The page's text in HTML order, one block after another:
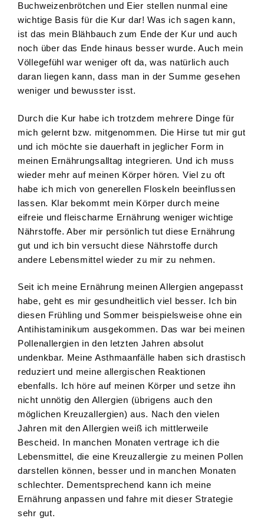
Buchweizenbrötchen und Eier stellen nunmal eine
wichtige Basis für die Kur dar! Was ich sagen kann,
ist das mein Blähbauch zum Ende der Kur und auch
noch über das Ende hinaus besser wurde. Auch mein
Völlegefühl war weniger oft da, was natürlich auch
daran liegen kann, dass man in der Summe gesehen
weniger und bewusster isst.
Durch die Kur habe ich trotzdem mehrere Dinge für
mich gelernt bzw. mitgenommen. Die Hirse tut mir gut
und ich möchte sie dauerhaft in jeglicher Form in
meinen Ernährungsalltag integrieren. Und ich muss
wieder mehr auf meinen Körper hören. Viel zu oft
habe ich mich von generellen Floskeln beeinflussen
lassen. Klar bekommt mein Körper durch meine
eifreie und fleischarme Ernährung weniger wichtige
Nährstoffe. Aber mir persönlich tut diese Ernährung
gut und ich bin versucht diese Nährstoffe durch
andere Lebensmittel wieder zu mir zu nehmen.
Seit ich meine Ernährung meinen Allergien angepasst
habe, geht es mir gesundheitlich viel besser. Ich bin
diesen Frühling und Sommer beispielsweise ohne ein
Antihistaminikum ausgekommen. Das war bei meinen
Pollenallergien in den letzten Jahren absolut
undenkbar. Meine Asthmaanfälle haben sich drastisch
reduziert und meine allergischen Reaktionen
ebenfalls. Ich höre auf meinen Körper und setze ihn
nicht unnötig den Allergien (übrigens auch den
möglichen Kreuzallergien) aus. Nach den vielen
Jahren mit den Allergien weiß ich mittlerweile
Bescheid. In manchen Monaten vertrage ich die
Lebensmittel, die eine Kreuzallergie zu meinen Pollen
darstellen können, besser und in manchen Monaten
schlechter. Dementsprechend kann ich meine
Ernährung anpassen und fahre mit dieser Strategie
sehr gut.